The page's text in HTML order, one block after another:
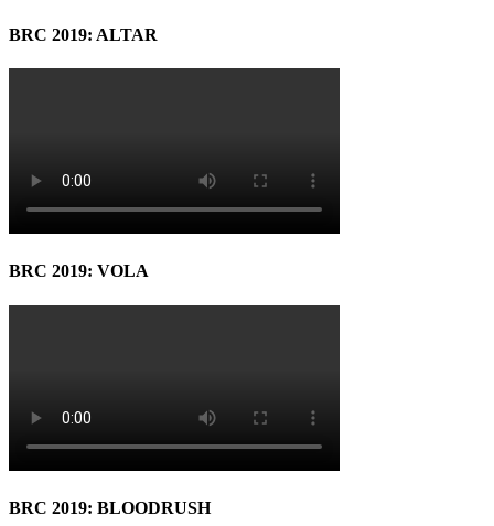
BRC 2019: ALTAR
BRC 2019: VOLA
BRC 2019: BLOODRUSH